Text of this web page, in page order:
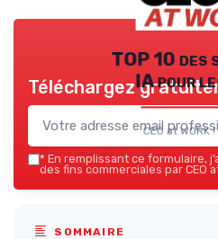
TOP 10 des
IA pour
CEO at WORK
Téléchargez
* En remplissant ce formulaire,
des fins commerciales par CEO
SOMMAIRE